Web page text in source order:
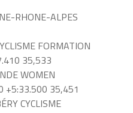
RHONE-ALPES
FORMATION
35,533
WOMEN
+5:33.500 35,451
CYCLISME